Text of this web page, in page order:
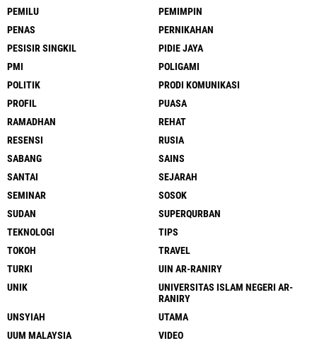
PEMILU
PEMIMPIN
PENAS
PERNIKAHAN
PESISIR SINGKIL
PIDIE JAYA
PMI
POLIGAMI
POLITIK
PRODI KOMUNIKASI
PROFIL
PUASA
RAMADHAN
REHAT
RESENSI
RUSIA
SABANG
SAINS
SANTAI
SEJARAH
SEMINAR
SOSOK
SUDAN
SUPERQURBAN
TEKNOLOGI
TIPS
TOKOH
TRAVEL
TURKI
UIN AR-RANIRY
UNIK
UNIVERSITAS ISLAM NEGERI AR-
RANIRY
UNSYIAH
UTAMA
UUM MALAYSIA
VIDEO